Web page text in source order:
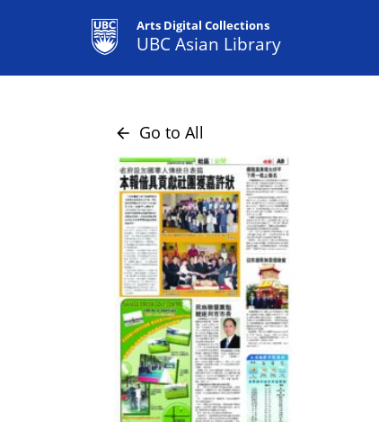
Arts Digital Collections
UBC Asian Library
arrow_back Go to All